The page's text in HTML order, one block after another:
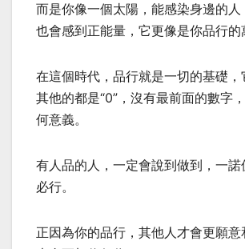
而是你像一個太陽，能感染身邊的人
也會感到正能量，它更像是你品行的
在這個時代，品行就是一切的基礎，
其他的都是“0”，沒有最前面的數字
何意義。
有人品的人，一定會說到做到，一諾
必行。
正因為你的品行，其他人才會更願意